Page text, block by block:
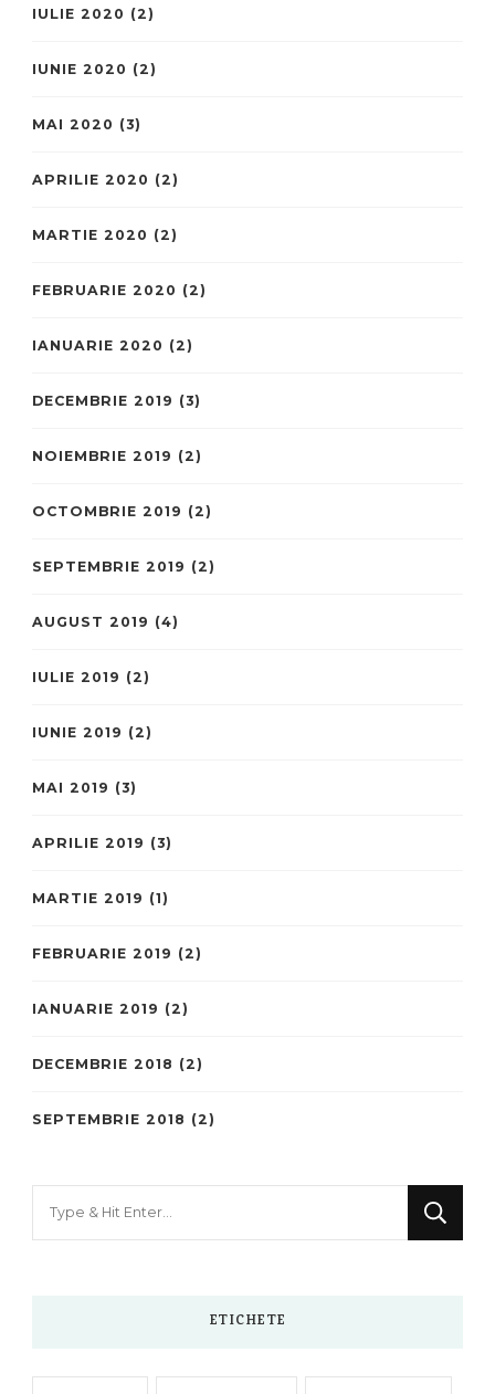
IULIE 2020 (2)
IUNIE 2020 (2)
MAI 2020 (3)
APRILIE 2020 (2)
MARTIE 2020 (2)
FEBRUARIE 2020 (2)
IANUARIE 2020 (2)
DECEMBRIE 2019 (3)
NOIEMBRIE 2019 (2)
OCTOMBRIE 2019 (2)
SEPTEMBRIE 2019 (2)
AUGUST 2019 (4)
IULIE 2019 (2)
IUNIE 2019 (2)
MAI 2019 (3)
APRILIE 2019 (3)
MARTIE 2019 (1)
FEBRUARIE 2019 (2)
IANUARIE 2019 (2)
DECEMBRIE 2018 (2)
SEPTEMBRIE 2018 (2)
ETICHETE